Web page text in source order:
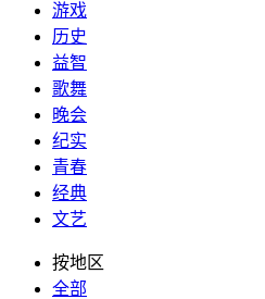
游戏
历史
益智
歌舞
晚会
纪实
青春
经典
文艺
按地区
全部